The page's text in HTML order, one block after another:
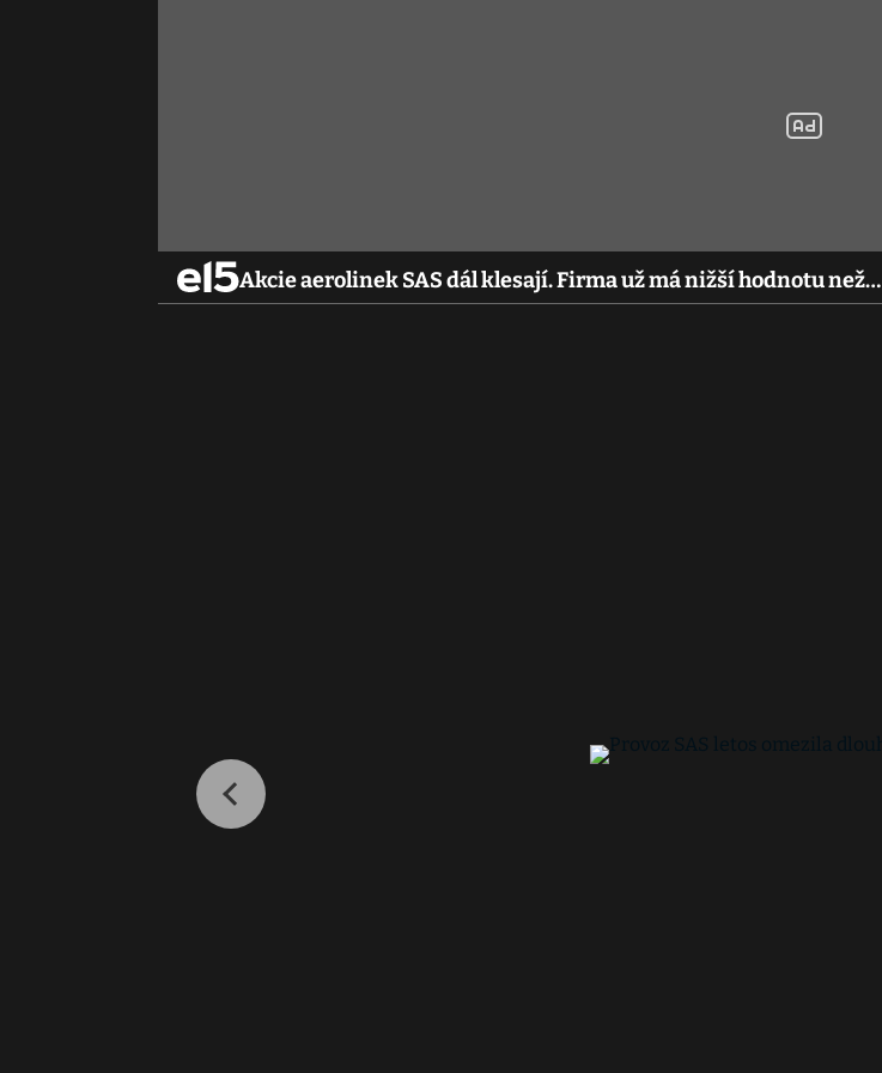
Akcie aerolinek SAS dál klesají. Firma už má nižší hodnotu než…